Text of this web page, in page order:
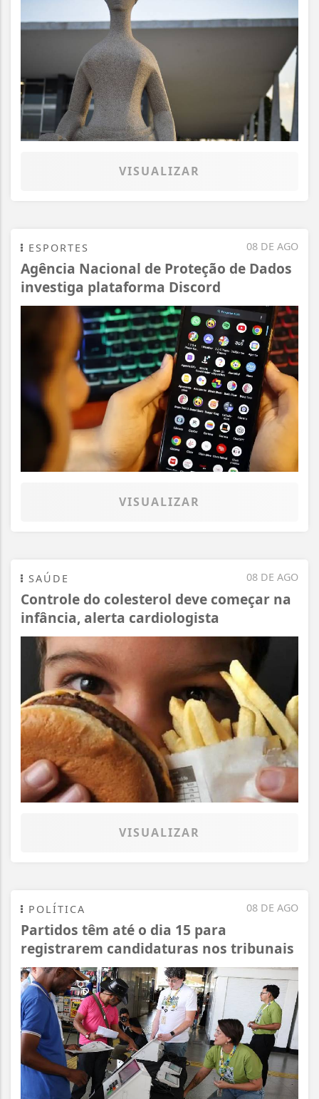
VISUALIZAR
08 DE AGO
ESPORTES
Agência Nacional de Proteção de Dados
investiga plataforma Discord
VISUALIZAR
08 DE AGO
SAÚDE
Controle do colesterol deve começar na
infância, alerta cardiologista
VISUALIZAR
08 DE AGO
POLÍTICA
Partidos têm até o dia 15 para
registrarem candidaturas nos tribunais